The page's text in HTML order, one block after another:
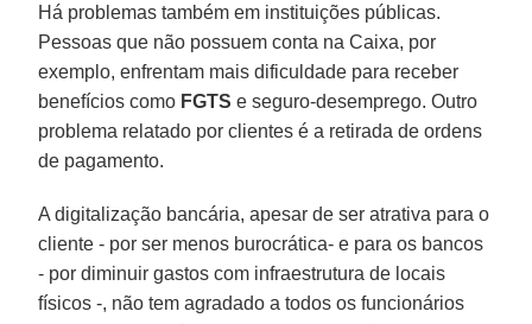
Há problemas também em instituições públicas.
Pessoas que não possuem conta na Caixa, por
exemplo, enfrentam mais dificuldade para receber
benefícios como FGTS e seguro-desemprego. Outro
problema relatado por clientes é a retirada de ordens
de pagamento.
A digitalização bancária, apesar de ser atrativa para o
cliente - por ser menos burocrática- e para os bancos
- por diminuir gastos com infraestrutura de locais
físicos -, não tem agradado a todos os funcionários